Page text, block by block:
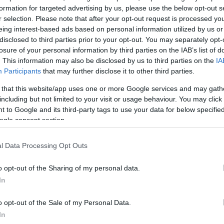
for targeted advertising by us, please use the below opt-out
selection. Please note that after your opt-out request is processed
interest-based ads based on personal information utilized by us
to third parties prior to your opt-out. You may separately
of your personal information by third parties on the IAB’s list of
This information may also be disclosed by us to third parties on the
Participants that may further disclose it to other third parties.
that this website/app uses one or more Google services and may
but not limited to your visit or usage behaviour. You may
to Google and its third-party tags to use your data for below
consent section.
Data Processing Opt Outs
opt-out of the Sharing of my personal data.
opt-out of the Sale of my Personal Data.
έξω, θα πάει στα μπουζούκια, θα πάει να
πράγμα. Είναι μαζεμένοι. Όπως είπε ο
στο σπίτι να ξέρει, να μάθει, να γίνει. Και αυτά τα
κι άλλη φορά και με άλλους ανθρώπους,
μου, όταν ήμουνα μια χαρά με τη γυναίκα μου στα
μία “κυράτσα” τώρα, δεν ξέρω τι “κυράτσα”
media όπως τις έλεγε ο Χατζηστεφάνου, που λέει
Μετά το είδα και αλλού. Δεν θέλω να επεκταθώ…
κι αν ακούστηκε, είτε από δω, είτε από κει, είτε με
ήταν εκτός κάθε πραγματικότητας, διότι
είναι μια χαρά. Το παιδί της ακόμα
και το παιδί το μεγαλύτερο να ψάχνεται τι